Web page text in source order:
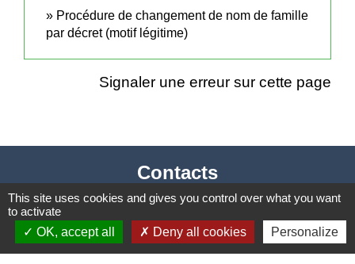
Procédure de changement de nom de famille
par décret (motif légitime)
Signaler une erreur sur cette page
Contacts
Mairie
2 place Simone Veil
81500 Saint-Lieux-lès-Lavaur - FRANCE
This site uses cookies and gives you control over what you want
to activate
OK, accept all
Deny all cookies Personalize